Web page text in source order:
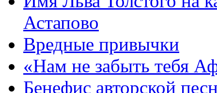
Астапово
Вредные привычки
«Нам не забыть тебя
Бенефис авторской